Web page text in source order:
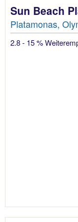
Sun Beach
Platamonas,
2.8 - 15 %